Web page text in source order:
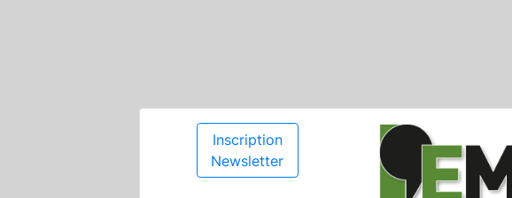
Inscription
Newsletter